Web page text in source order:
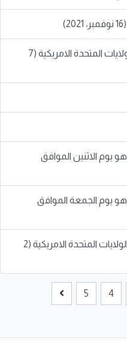
بدء العمل بالتوقيت الشتوي في الولايات المتحدة الامريكية (7
تاريخ انتهاء عقد البترول USOILX1 هو يوم الاثنين الموافق
تاريخ انتهاء عقد البترول USOILV1 هو يوم الجمعة الموافق
عطلة عيد العمال Labor Day في الولايات المتحدة الامريكية (2
4
5